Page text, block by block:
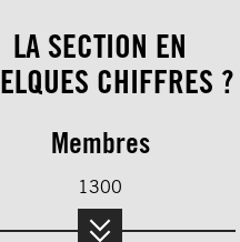
LA SECTION EN
CHIFFRES ?
Membres
1300